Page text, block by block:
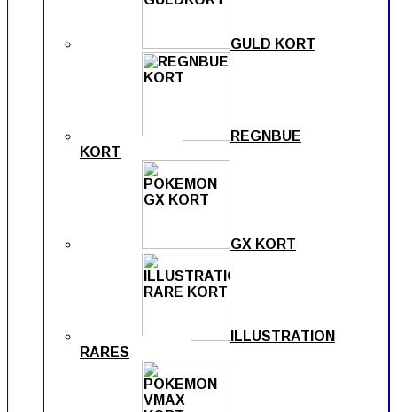
GULD KORT
REGNBUE
KORT
GX KORT
ILLUSTRATION
RARES